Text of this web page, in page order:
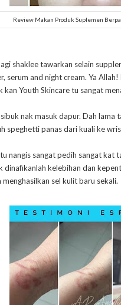
Review Makan Produk Suplemen
shaklee tawarkan selain
serum and night cream. Ya
kan Youth Skincare tu sangat
nak masuk dapur. Dah lama
speghetti panas dari kuali ke
nangis sangat pedih sangat kat
dinafikanlah kelebihan dan
sel kulit baru sekali.